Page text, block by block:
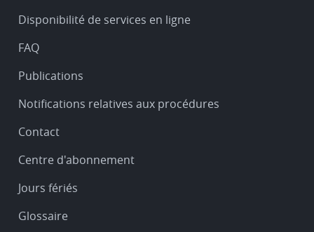
support
Disponibilité de services en ligne
FAQ
Publications
Notifications relatives aux procédures
Contact
Centre d'abonnement
Jours fériés
Glossaire